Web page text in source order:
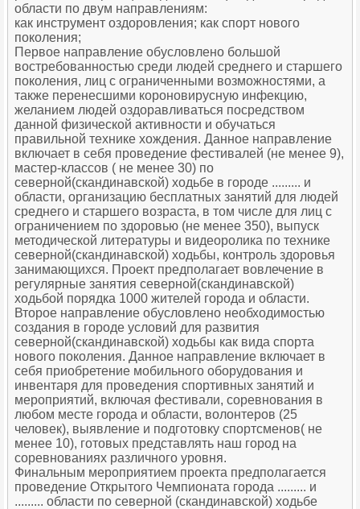
области по двум направлениям:
как инструмент оздоровления; как спорт нового
поколения;
Первое направление обусловлено большой
востребованностью среди людей среднего и старшего
поколения, лиц с ограниченными возможностями, а
также перенесшими короновирусную инфекцию,
желанием людей оздоравливаться посредством
данной физической активности и обучаться
правильной технике хождения. Данное направление
включает в себя проведение фестивалей (не менее 9),
мастер-классов ( не менее 30) по
северной(скандинавской) ходьбе в городе ......... и
области, организацию бесплатных занятий для людей
среднего и старшего возраста, в том числе для лиц с
ограничением по здоровью (не менее 350), выпуск
методической литературы и видеоролика по технике
северной(скандинавской) ходьбы, контроль здоровья
занимающихся. Проект предполагает вовлечение в
регулярные занятия северной(скандинавской)
ходьбой порядка 1000 жителей города и области.
Второе направление обусловлено необходимостью
создания в городе условий для развития
северной(скандинавской) ходьбы как вида спорта
нового поколения. Данное направление включает в
себя приобретение мобильного оборудования и
инвентаря для проведения спортивных занятий и
мероприятий, включая фестивали, соревнования в
любом месте города и области, волонтеров (25
человек), выявление и подготовку спортсменов( не
менее 10), готовых представлять наш город на
соревнованиях различного уровня.
Финальным мероприятием проекта предполагается
проведение Открытого Чемпионата города ......... и
......... области по северной (скандинавской) ходьбе